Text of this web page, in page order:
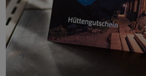
17.08.26
Klettertreff indoor